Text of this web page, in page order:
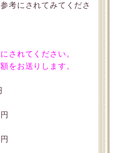
考にされてみてくださ
されてください。
をお送りします。